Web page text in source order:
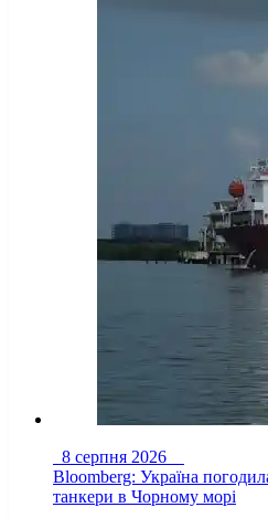
8 серпня 2026
Bloomberg: Україна
танкери в Чорному морі